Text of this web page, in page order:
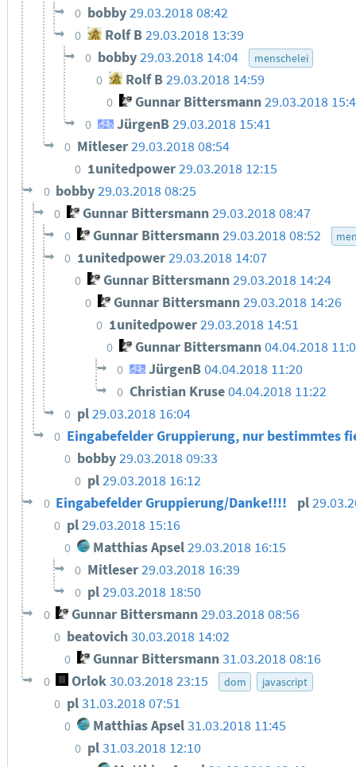
0 bobby29.03.2018 08:42
0 Rolf B29.03.2018 13:39
0 bobby29.03.2018 14:04 menschelei
0 Rolf B29.03.2018 14:59
0 Gunnar Bittersmann 29.03.2018
0 JürgenB29.03.2018 15:41
0 Mitleser29.03.2018 08:54
0 1unitedpower29.03.2018 12:15
0 bobby29.03.2018 08:25
0 Gunnar Bittersmann 29.03.2018 08:47
0 Gunnar Bittersmann29.03.2018 08:52
0 1unitedpower29.03.2018 14:07
0 Gunnar Bittersmann29.03.2018 14:24
0 Gunnar Bittersmann29.03.2018 14:26
0 1unitedpower29.03.2018 14:51
0 Gunnar Bittersmann 04.04.2018
0 JürgenB04.04.2018 11:20
0 Christian Kruse04.04.2018 11:22
0 pl29.03.2018 16:04
0 Eingabefelder Gruppierung, nur bestimmtes
0 bobby29.03.2018 09:33
0 pl29.03.2018 16:12
0 Eingabefelder Gruppierung/Danke!!!! pl
0 pl29.03.2018 15:16
0 Matthias Apsel29.03.2018 16:15
0 Mitleser29.03.2018 16:39
0 pl29.03.2018 18:50
0 Gunnar Bittersmann29.03.2018 08:56
0 beatovich30.03.2018 14:02
0 Gunnar Bittersmann31.03.2018 08:16
0 Orlok30.03.2018 23:15 dom javascript
0 pl31.03.2018 07:51
0 Matthias Apsel31.03.2018 11:45
0 pl31.03.2018 12:10